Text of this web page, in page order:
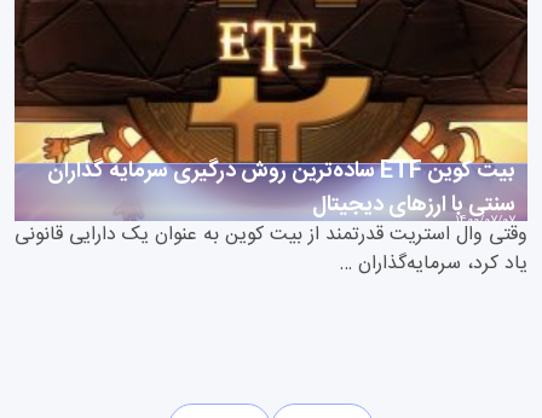
بیت کوین ETF ساده‌ترین روش درگیری سرمایه گذاران
سنتی با ارزهای دیجیتال
1400/07/07
وقتی وال استریت قدرتمند از بیت کوین به عنوان یک دارایی قانونی
یاد کرد، سرمایه‌گذاران …